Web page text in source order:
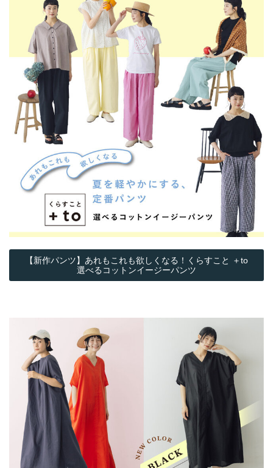
【新作パンツ】あれもこれも欲しくなる！くらすこと ＋to
選べるコットンイージーパンツ